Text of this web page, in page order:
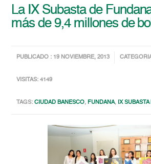
La IX Subasta de
más de 9,4 millones de
PUBLICADO : 19 NOVIEMBRE, 2013
VISITAS: 4149
TAGS:CIUDAD BANESCO, FUNDANA, IX